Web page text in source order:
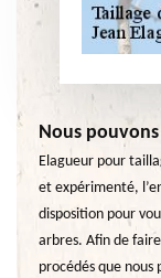
Nous
Elagueur pour
et expérimenté,
disposition pour
arbres. Afin de
procédés que nous